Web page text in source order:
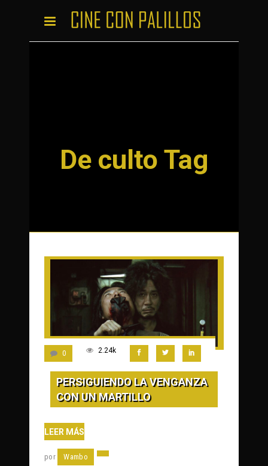
De culto Tag
0 2.24k
PERSIGUIENDO LA VENGANZA
CON UN MARTILLO
LEER MÁS
por Wambo